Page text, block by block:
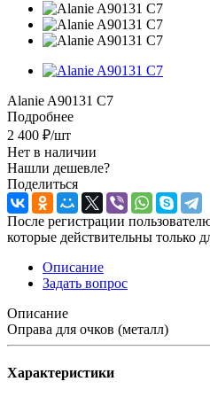
Alanie A90131 С7
Подробнее
2 400 ₽/шт
Нет в наличии
Нашли дешевле?
Поделиться
После регистрации
которые действительны только
Описание
Задать вопрос
Описание
Оправа для очков (металл)
Характеристики